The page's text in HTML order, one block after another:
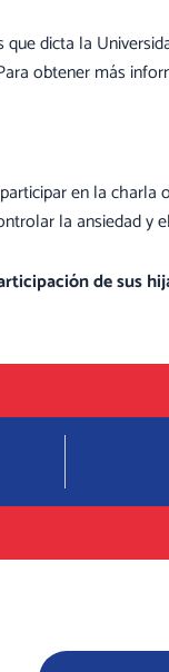
dicta la
obtener más
en la charla
la ansiedad y
de sus